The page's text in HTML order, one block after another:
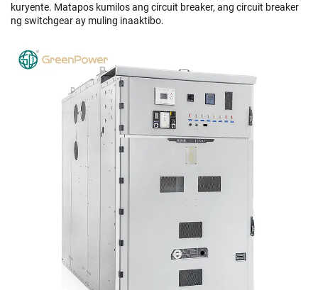
kuryente. Matapos kumilos ang circuit breaker, ang circuit breaker
ng switchgear ay muling inaaktibo.